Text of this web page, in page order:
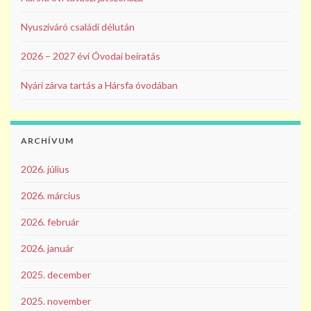
Nyusziváró családi délután
2026 – 2027 évi Óvodai beíratás
Nyári zárva tartás a Hársfa óvodában
ARCHÍVUM
2026. július
2026. március
2026. február
2026. január
2025. december
2025. november